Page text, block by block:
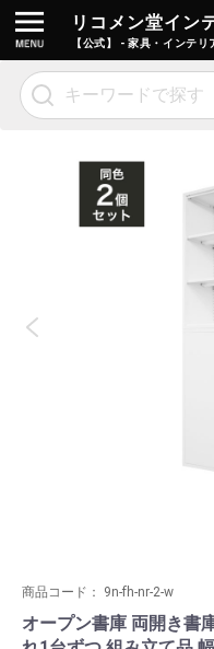
リコメン堂イン
【公式】 - 家具・インテリ
商品コード： 9n-fh-nr-2-w
オープン書庫 両開き書